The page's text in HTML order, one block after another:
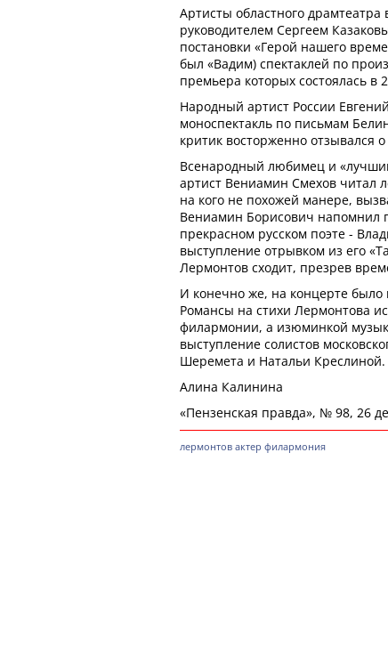
Артисты областного драмтеатра
руководителем Сергеем
постановки «Герой нашего
был «Вадим) спектаклей по
премьера которых состоялась в
Народный артист России
моноспектакль по письмам
критик восторженно отзывался
Всенародный любимец и
артист Вениамин Смехов читал
на кого не похожей манере,
Вениамин Борисович напомнил
прекрасном русском поэте -
выступление отрывком из его
Лермонтов сходит, презрев
И конечно же, на концерте
Романсы на стихи Лермонтова
филармонии, а изюминкой
выступление солистов
Шеремета и Натальи Креслиной.
Алина Калинина
«Пензенская правда», № 98, 26
лермонтов актер филармония